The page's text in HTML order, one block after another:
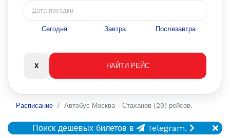
Сегодня Завтра Послезавтра
Расписание Автобус Москва - Стаханов (29) рейсов.
Поиск дешевых билетов в Telegram.